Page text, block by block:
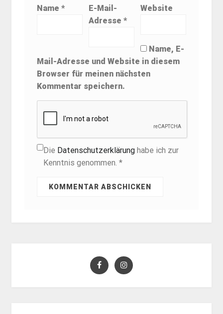
Name*
E-Mail-
Adresse *
Website
Name, E-
Mail-Adresse und Website in diesem
Browser für meinen nächsten
Kommentar speichern.
Die Datenschutzerklärunghabe ich zur
Kenntnis genommen. *